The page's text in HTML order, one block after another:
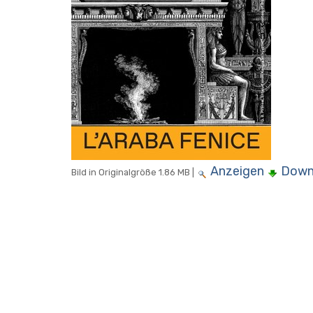
Bild in Originalgröße 1.86 MB Anzeigen